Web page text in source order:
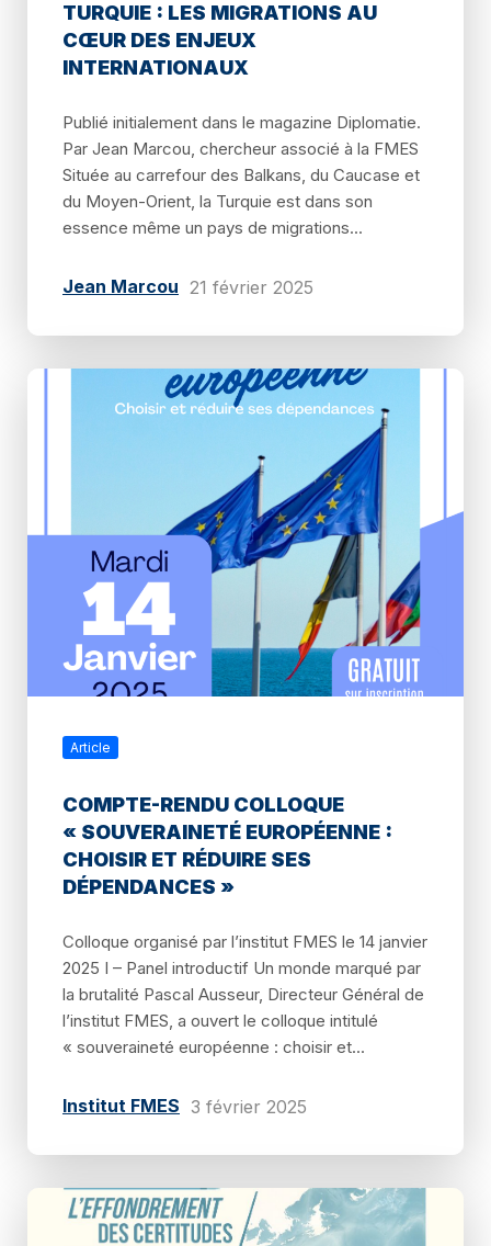
TURQUIE : LES MIGRATIONS AU
CŒUR DES ENJEUX
INTERNATIONAUX
Publié initialement dans le magazine Diplomatie.
Par Jean Marcou, chercheur associé à la FMES
Située au carrefour des Balkans, du Caucase et
du Moyen-Orient, la Turquie est dans son
essence même un pays de migrations...
Jean Marcou 21 février 2025
Article
COMPTE-RENDU COLLOQUE
« SOUVERAINETÉ EUROPÉENNE :
CHOISIR ET RÉDUIRE SES
DÉPENDANCES »
Colloque organisé par l’institut FMES le 14 janvier
2025 I – Panel introductif Un monde marqué par
la brutalité Pascal Ausseur, Directeur Général de
l’institut FMES, a ouvert le colloque intitulé
« souveraineté européenne : choisir et...
Institut FMES 3 février 2025